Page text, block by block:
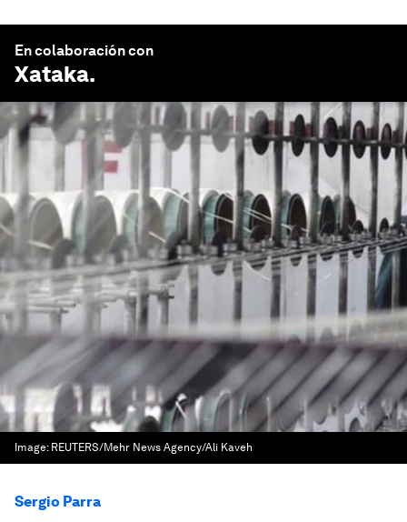
En colaboración con
Xataka.
Image: REUTERS/Mehr News Agency/Ali Kaveh
Sergio Parra